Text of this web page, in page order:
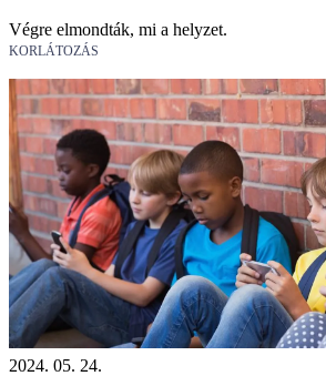
Végre elmondták, mi a helyzet.
KORLÁTOZÁS
2024. 05. 24.